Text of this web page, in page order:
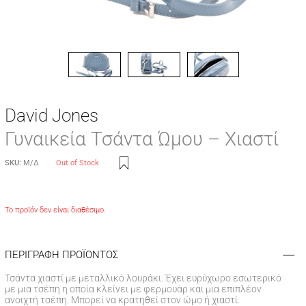
David Jones
Γυναικεία Τσάντα Ώμου – Χιαστί
SKU: Μ/Δ Out of Stock
Το προϊόν δεν είναι διαθέσιμο.
ΠΕΡΙΓΡΑΦΗ ΠΡΟΪΟΝΤΟΣ
Τσάντα χιαστί με μεταλλικό λουράκι. Έχει ευρύχωρο εσωτερικό
με μια τσέπη η οποία κλείνει με φερμουάρ και μια επιπλέον
ανοιχτή τσέπη. Μπορεί να κρατηθεί στον ώμο ή χιαστί.